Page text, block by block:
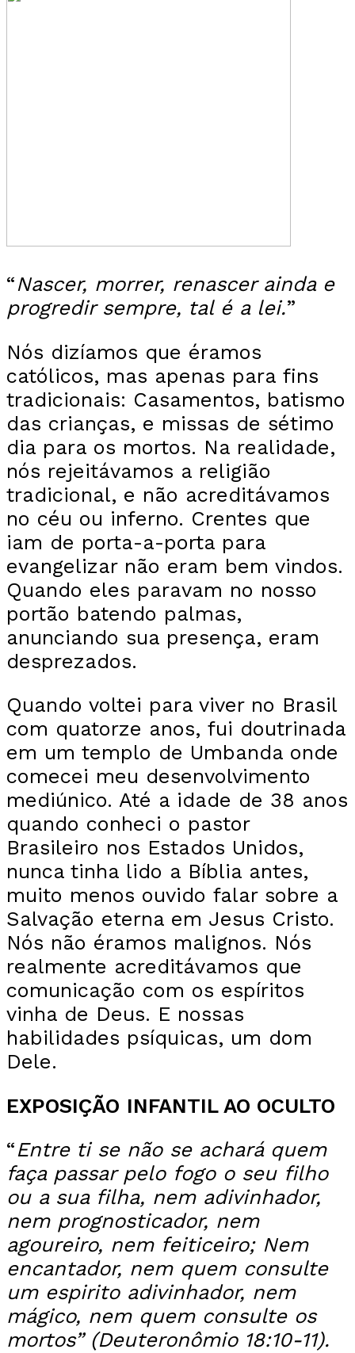
“Nascer, morrer, renascer ainda e
progredir sempre, tal é a lei.”
Nós dizíamos que éramos
católicos, mas apenas para fins
tradicionais: Casamentos, batismo
das crianças, e missas de sétimo
dia para os mortos. Na realidade,
nós rejeitávamos a religião
tradicional, e não acreditávamos
no céu ou inferno. Crentes que
iam de porta-a-porta para
evangelizar não eram bem vindos.
Quando eles paravam no nosso
portão batendo palmas,
anunciando sua presença, eram
desprezados.
Quando voltei para viver no Brasil
com quatorze anos, fui doutrinada
em um templo de Umbanda onde
comecei meu desenvolvimento
mediúnico. Até a idade de 38 anos
quando conheci o pastor
Brasileiro nos Estados Unidos,
nunca tinha lido a Bíblia antes,
muito menos ouvido falar sobre a
Salvação eterna em Jesus Cristo.
Nós não éramos malignos. Nós
realmente acreditávamos que
comunicação com os espíritos
vinha de Deus. E nossas
habilidades psíquicas, um dom
Dele.
EXPOSIÇÃO INFANTIL AO OCULTO
“Entre ti se não se achará quem
faça passar pelo fogo o seu filho
ou a sua filha, nem adivinhador,
nem prognosticador, nem
agoureiro, nem feiticeiro; Nem
encantador, nem quem consulte
um espirito adivinhador, nem
mágico, nem quem consulte os
mortos” (Deuteronômio 18:10-11).